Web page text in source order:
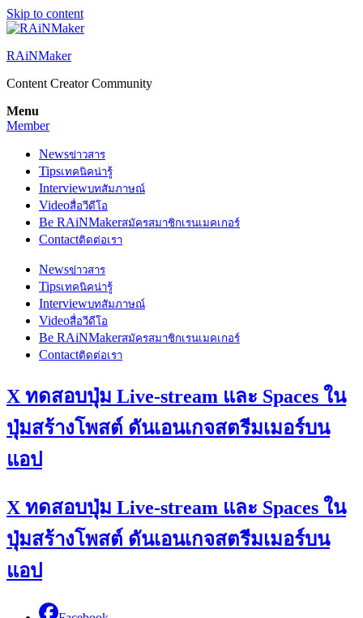
Skip to content
RAiNMaker
Content Creator Community
Menu
Member
Newsข่าวสาร
Tipsเทคนิคน่ารู้
Interviewบทสัมภาษณ์
Videoสื่อวีดีโอ
Be RAiNMakerสมัครสมาชิกเรนเมคเกอร์
Contactติดต่อเรา
Newsข่าวสาร
Tipsเทคนิคน่ารู้
Interviewบทสัมภาษณ์
Videoสื่อวีดีโอ
Be RAiNMakerสมัครสมาชิกเรนเมคเกอร์
Contactติดต่อเรา
X ทดสอบปุ่ม Live-stream และ Spaces ใน
ปุ่มสร้างโพสต์ ดันเอนเกจสตรีมเมอร์บน
แอป
X ทดสอบปุ่ม Live-stream และ Spaces ใน
ปุ่มสร้างโพสต์ ดันเอนเกจสตรีมเมอร์บน
แอป